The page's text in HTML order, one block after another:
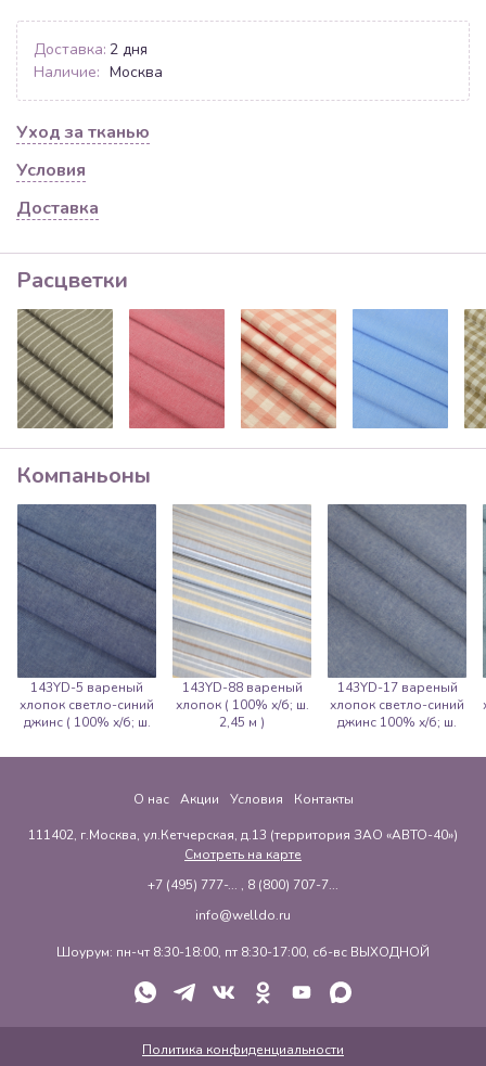
Доставка: 2 дня
Наличие: Москва
Уход за тканью
Условия
Доставка
Расцветки
Компаньоны
143YD-5 вареный
хлопок светло-синий
джинс ( 100% х/б; ш.
143YD-88 вареный
хлопок ( 100% х/б; ш.
2,45 м )
143YD-17 вареный
хлопок светло-синий
джинс 100% х/б; ш.
О нас Акции Условия Контакты
111402, г.Москва, ул.Кетчерская, д.13 (территория ЗАО «АВТО-40»)
Смотреть на карте
+7 (495) 777-... , 8 (800) 707-7...
info@welldo.ru
Шоурум: пн-чт 8:30-18:00, пт 8:30-17:00, сб-вс ВЫХОДНОЙ
Политика конфиденциальности